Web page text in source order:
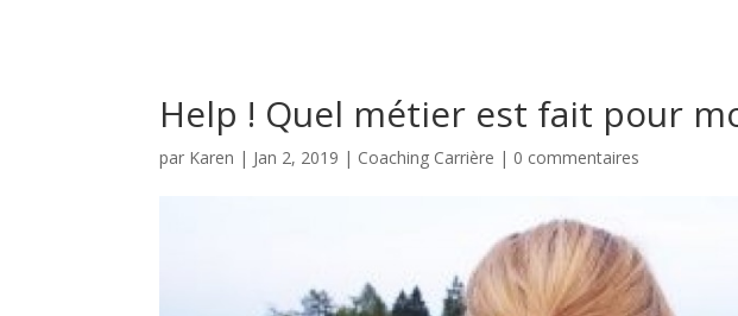
Help ! Quel métier est fait pour
par Karen | Jan 2, 2019 | Coaching Carrière | 0 commentaires